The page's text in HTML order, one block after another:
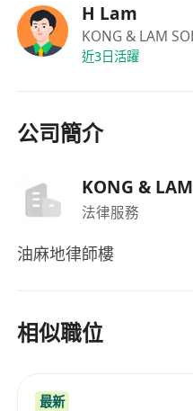
H Lam
KONG & LAM
近3日活躍
公司簡介
KONG &
法律服務
油麻地律師樓
相似職位
最新